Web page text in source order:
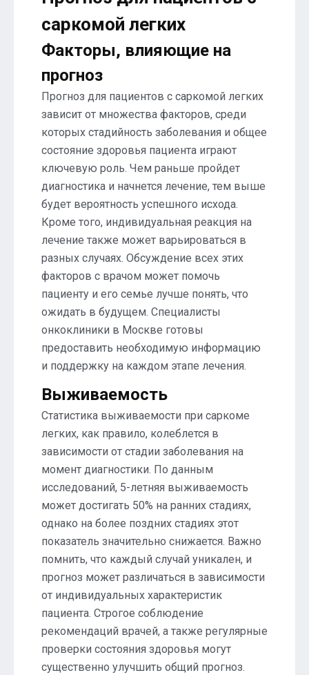
саркомой легких
Факторы, влияющие на
прогноз
Прогноз для пациентов с саркомой легких
зависит от множества факторов, среди
которых стадийность заболевания и общее
состояние здоровья пациента играют
ключевую роль. Чем раньше пройдет
диагностика и начнется лечение, тем выше
будет вероятность успешного исхода.
Кроме того, индивидуальная реакция на
лечение также может варьироваться в
разных случаях. Обсуждение всех этих
факторов с врачом может помочь
пациенту и его семье лучше понять, что
ожидать в будущем. Специалисты
онкоклиники в Москве готовы
предоставить необходимую информацию
и поддержку на каждом этапе лечения.
Выживаемость
Статистика выживаемости при саркоме
легких, как правило, колеблется в
зависимости от стадии заболевания на
момент диагностики. По данным
исследований, 5-летняя выживаемость
может достигать 50% на ранних стадиях,
однако на более поздних стадиях этот
показатель значительно снижается. Важно
помнить, что каждый случай уникален, и
прогноз может различаться в зависимости
от индивидуальных характеристик
пациента. Строгое соблюдение
рекомендаций врачей, а также регулярные
проверки состояния здоровья могут
существенно улучшить общий прогноз.